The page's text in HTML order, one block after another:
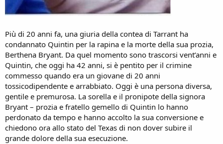
Più di 20 anni fa, una giuria della contea di Tarrant ha
condannato Quintin per la rapina e la morte della sua prozia,
Berthena Bryant. Da quel momento sono trascorsi vent’anni e
Quintin, che oggi ha 42 anni, si è pentito per il crimine
commesso quando era un giovane di 20 anni
tossicodipendente e arrabbiato. Oggi è una persona diversa,
gentile e premurosa. La sorella e il pronipote della signora
Bryant – prozia e fratello gemello di Quintin lo hanno
perdonato da tempo e hanno accolto la sua conversione e
chiedono ora allo stato del Texas di non dover subire il
grande dolore della sua esecuzione.